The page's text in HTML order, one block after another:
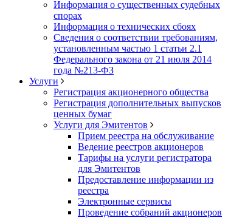
Информация о существенных судебных
спорах
Информация о технических сбоях
Сведения о соответствии требованиям,
установленным частью 1 статьи 2.1
Федерального закона от 21 июля 2014
года №213-ФЗ
Услуги
Регистрация акционерного общества
Регистрация дополнительных выпусков
ценных бумаг
Услуги для Эмитентов
Прием реестра на обслуживание
Ведение реестров акционеров
Тарифы на услуги регистратора
для Эмитентов
Предоставление информации из
реестра
Электронные сервисы
Проведение собраний акционеров